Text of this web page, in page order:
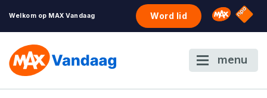
Welkom op MAX Vandaag Word lid Omroep
NPO
menu